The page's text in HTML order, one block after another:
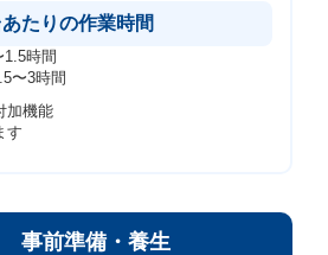
たりの作業時間
時間
〜3時間
加機能
す
事前準備・養生